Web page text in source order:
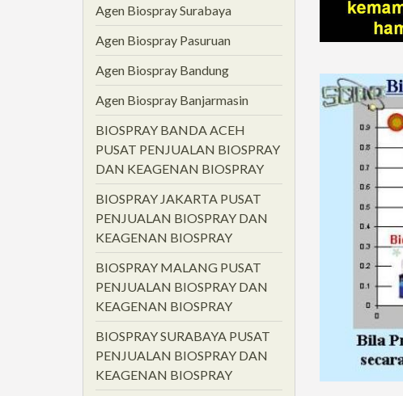
Agen Biospray Surabaya
Agen Biospray Pasuruan
Agen Biospray Bandung
Agen Biospray Banjarmasin
BIOSPRAY BANDA ACEH
PUSAT PENJUALAN BIOSPRAY
DAN KEAGENAN BIOSPRAY
BIOSPRAY JAKARTA PUSAT
PENJUALAN BIOSPRAY DAN
KEAGENAN BIOSPRAY
BIOSPRAY MALANG PUSAT
PENJUALAN BIOSPRAY DAN
KEAGENAN BIOSPRAY
BIOSPRAY SURABAYA PUSAT
PENJUALAN BIOSPRAY DAN
KEAGENAN BIOSPRAY